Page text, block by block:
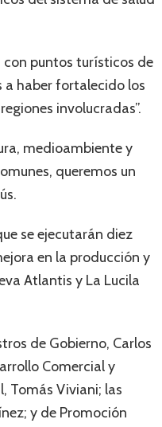
con puntos turísticos de
a haber fortalecido los
involucradas”.
medioambiente y
queremos un
se ejecutarán diez
en la producción y
Atlantis y La Lucila
de Gobierno, Carlos
Comercial y
Tomás Viviani; las
y de Promoción